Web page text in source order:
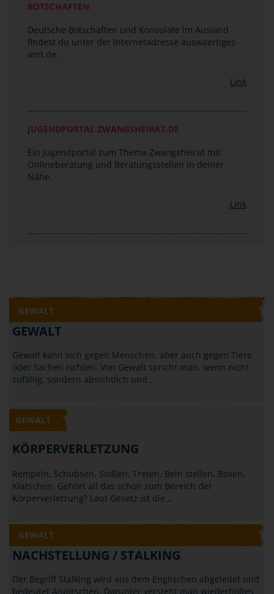
Notrufnummer lautet: (0049)30-50 00 20 00.
BOTSCHAFTEN
JUGENDPORTAL ZWANGSHEIRAT.DE
GEWALT
GEWALT
Gewalt kann sich gegen Menschen, aber auch gegen Tiere
oder Sachen richten. Von Gewalt spricht man, wenn nicht
zufällig, sondern absichtlich und…
GEWALT
KÖRPERVERLETZUNG
Rempeln, Schubsen, Stoßen, Treten, Bein stellen, Boxen,
Klatschen: Gehört all das schon zum Bereich der
Körperverletzung? Laut Gesetz ist die…
GEWALT